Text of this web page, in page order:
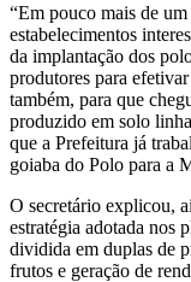
“Em pouco mais de
estabelecimentos
da implantação dos
produtores para
também, para que
produzido em solo
que a Prefeitura já
goiaba do Polo para a
O secretário explicou,
estratégia adotada nos
dividida em duplas de
frutos e geração de